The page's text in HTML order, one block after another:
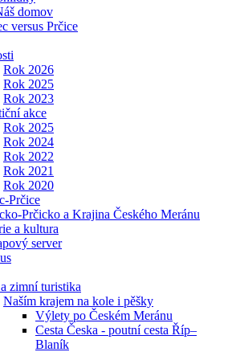
domov
versus Prčice
Rok 2026
Rok 2025
Rok 2023
akce
Rok 2025
Rok 2024
Rok 2022
Rok 2021
Rok 2020
Prčice
Prčicko a Krajina Českého Meránu
a kultura
server
zimní turistika
Naším krajem na kole i pěšky
Výlety po Českém Meránu
Cesta Česka - poutní cesta Říp–
Blaník